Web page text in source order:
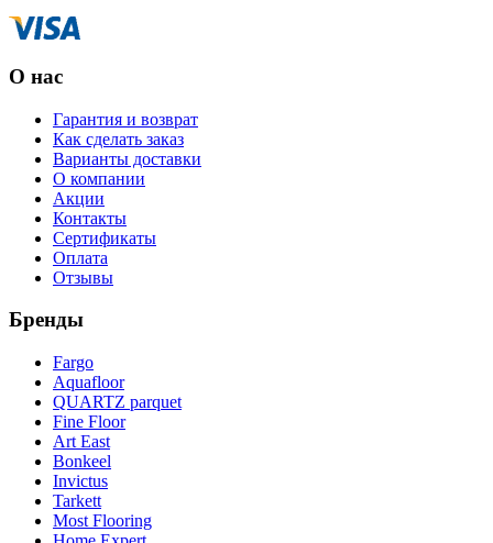
О нас
Гарантия и возврат
Как сделать заказ
Варианты доставки
О компании
Акции
Контакты
Сертификаты
Оплата
Отзывы
Бренды
Fargo
Aquafloor
QUARTZ parquet
Fine Floor
Art East
Bonkeel
Invictus
Tarkett
Most Flooring